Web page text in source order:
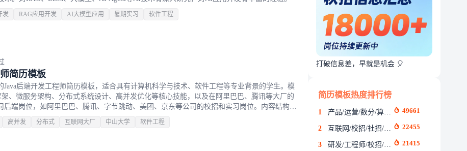
发 RAG应用开发 AI大模型应用 暑期实习 软件工程
简历模板
后端开发工程师简历模板，适合具有计算机科学与技术、软件工程等专业背景的学生。模
架、微服务架构、分布式系统设计、高并发优化等核心技能，以及在阿里巴巴、腾讯等大厂的
后端岗位，如阿里巴巴、腾讯、字节跳动、美团、京东等公司的校招和实习岗位。内容结构清
符合STAR法则描述，有效展示编程能力和系统设计思维。适合对后端开发、分布式系统、高
软件工程等相关专业学生。
高并发 分布式 互联网大厂 中山大学 软件工程
打破信息差，早就是机会 🎈
简历模板热度排行榜
1 产品/运营/数分/算法/前端/校招/社招/实习/上海交通大学/后端 49661
2 互联网/校招/社招/可拖拽证件照 22455
3 研发/工程师/校招/社招/互联网/通用/华东师范大学 21415